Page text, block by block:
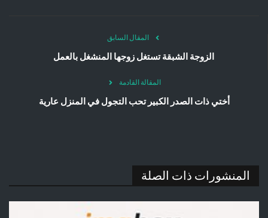
المقال السابق
الزوجة الشبقة تستغل زوجها المنشغل بالعمل
المقالة القادمة
أختي ذات الصدر الكبير تحب التجول في المنزل عارية
المنشورات ذات الصلة